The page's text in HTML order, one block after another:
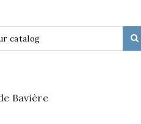
Bavière